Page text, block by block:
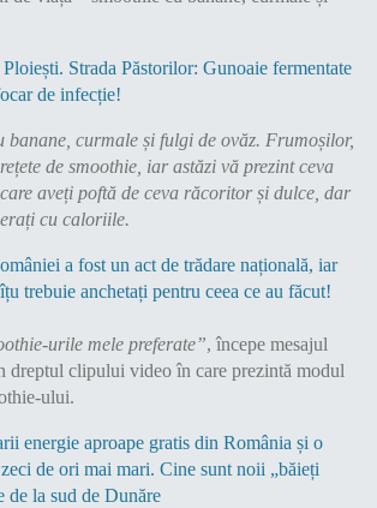
Strada Păstorilor: Gunoaie fermentate
de infecție!
banane, curmale și fulgi de ovăz. Frumoșilor,
de smoothie, iar astăzi vă prezint ceva
aveți poftă de ceva răcoritor și dulce, dar
cu caloriile.
a fost un act de trădare națională, iar
trebuie anchetați pentru ceea ce au făcut!
urile mele preferate”, începe mesajul
dreptul clipului video în care prezintă modul
ului.
energie aproape gratis din România și o
de ori mai mari. Cine sunt noii „băieți
de la sud de Dunăre